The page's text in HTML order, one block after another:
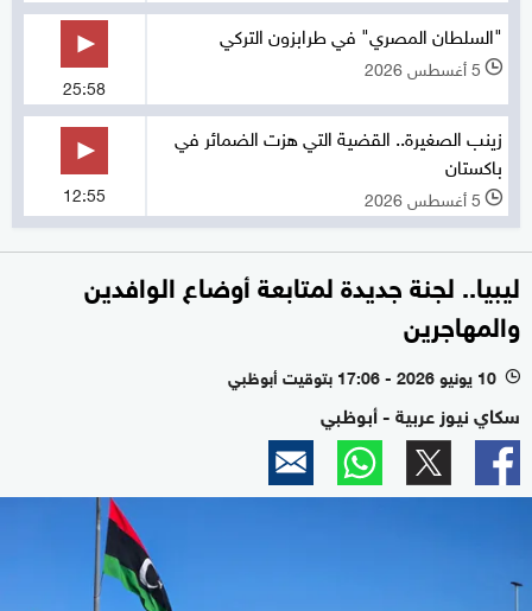
"السلطان المصري" في طرابزون التركي
l 5 أغسطس 2026
25:58
زينب الصغيرة.. القضية التي هزت الضمائر في
باكستان
l 5 أغسطس 2026 12:55
ليبيا.. لجنة جديدة لمتابعة أوضاع الوافدين
والمهاجرين
l 10 يونيو 2026 - 17:06 بتوقيت أبوظبي
سكاي نيوز عربية - أبوظبي